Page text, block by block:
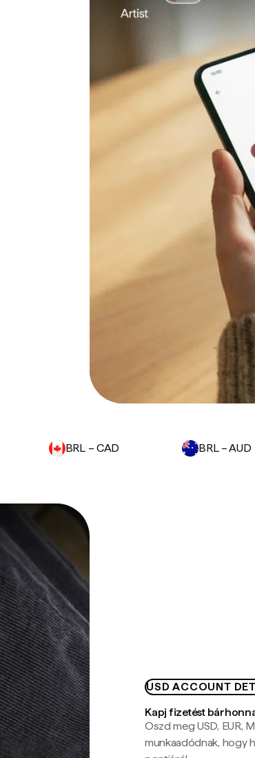
BRL – CAD BRL – AUD
USD ACCOUNT
Kapj fizetést
Oszd meg USD, EUR,
munkaadódnak, hogy